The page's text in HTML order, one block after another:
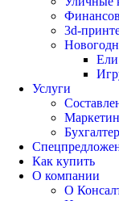
3d-
Ели
Услуги
Как купить
О компании
О